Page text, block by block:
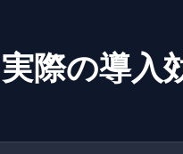
実際の導入